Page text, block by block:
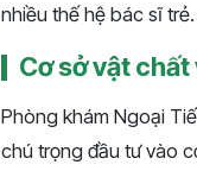
nhiều thế hệ bác sĩ trẻ.
Cơ sở vật
Phòng khám Ngoại
chú trọng đầu tư vào